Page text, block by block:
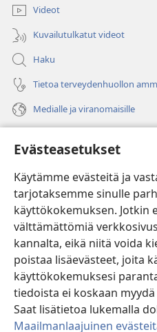
Evästeasetukset
Käytämme evästeitä ja
tarjotaksemme sinulle
käyttökokemuksen. Jotkin
välttämättömiä
kannalta, eikä niitä voida
poistaa lisäevästeet, joita
käyttökokemuksesi
tiedoista ei koskaan
Saat lisätietoa lukemalla
Maailmanlaajuinen
Videot
Kuvailutulkatut videot
Haku
Tietoa terveydenhuollon
Medialle ja viranomaisille
(avaa
uuden
ikkunan)Vartiotornin
(avaa
uuden
ikkunan)JW Hub ®
(avaa
uuden
ikkunan)
®
Watchtower Library